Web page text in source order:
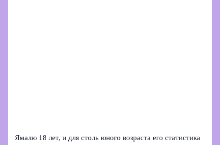
Ямалю 18 лет, и для столь юного возраста его статистика